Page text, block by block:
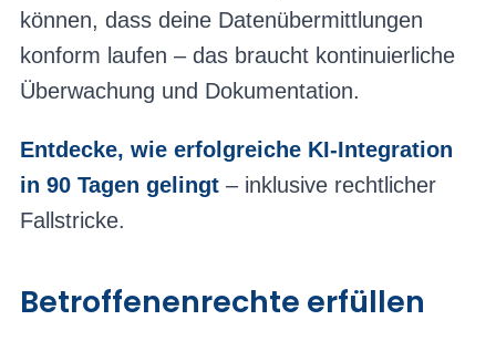
können, dass deine Datenübermittlungen
konform laufen – das braucht kontinuierliche
Überwachung und Dokumentation.
Entdecke, wie erfolgreiche KI-Integration
in 90 Tagen gelingt – inklusive rechtlicher
Fallstricke.
Betroffenenrechte erfüllen